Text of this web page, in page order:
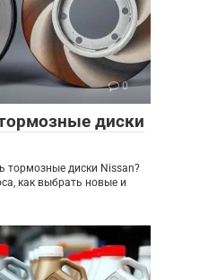
0
диски
тормозные диски Nissan?
как выбрать новые и